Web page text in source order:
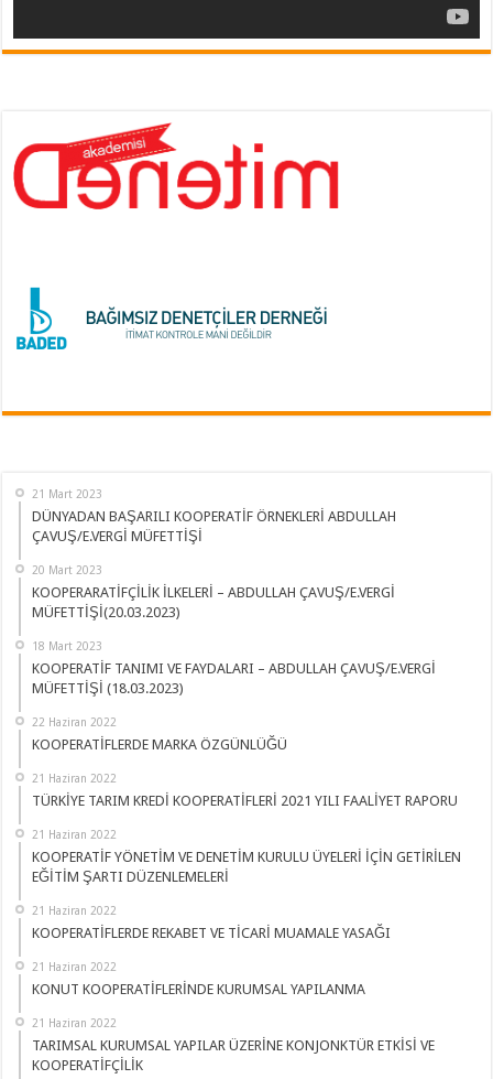
21 Mart 2023
DÜNYADAN BAŞARILI KOOPERATİF ÖRNEKLERİ ABDULLAH
ÇAVUŞ/E.VERGİ MÜFETTİŞİ
20 Mart 2023
KOOPERARATİFÇİLİK İLKELERİ – ABDULLAH ÇAVUŞ/E.VERGİ
MÜFETTİŞİ(20.03.2023)
18 Mart 2023
KOOPERATİF TANIMI VE FAYDALARI – ABDULLAH ÇAVUŞ/E.VERGİ
MÜFETTİŞİ (18.03.2023)
22 Haziran 2022
KOOPERATİFLERDE MARKA ÖZGÜNLÜĞÜ
21 Haziran 2022
TÜRKİYE TARIM KREDİ KOOPERATİFLERİ 2021 YILI FAALİYET RAPORU
21 Haziran 2022
KOOPERATİF YÖNETİM VE DENETİM KURULU ÜYELERİ İÇİN GETİRİLEN
EĞİTİM ŞARTI DÜZENLEMELERİ
21 Haziran 2022
KOOPERATİFLERDE REKABET VE TİCARİ MUAMALE YASAĞI
21 Haziran 2022
KONUT KOOPERATİFLERİNDE KURUMSAL YAPILANMA
21 Haziran 2022
TARIMSAL KURUMSAL YAPILAR ÜZERİNE KONJONKTÜR ETKİSİ VE
KOOPERATİFÇİLİK